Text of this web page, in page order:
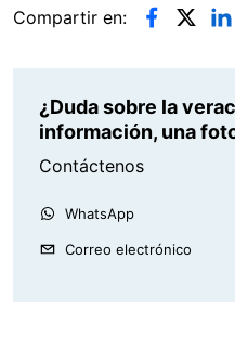
Compartir en:
¿Duda sobre la
información, una
Contáctenos
WhatsApp
Correo electrónico